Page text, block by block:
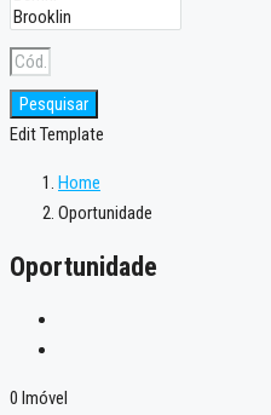
Pesquisar
Edit Template
Home
Oportunidade
Oportunidade
0 Imóvel